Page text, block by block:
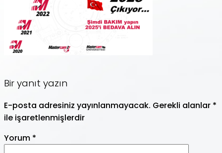
Bir yanıt yazın
E-posta adresiniz yayınlanmayacak. Gerekli alanlar *
ile işaretlenmişlerdir
Yorum *